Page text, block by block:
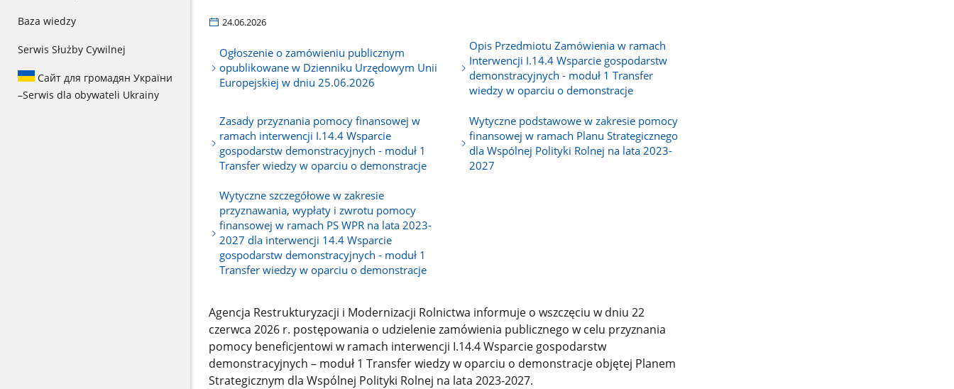
Baza wiedzy
Serwis Służby Cywilnej
Сайт для громадян України
–Serwis dla obywateli Ukrainy
24.06.2026
Ogłoszenie o zamówieniu publicznym
opublikowane w Dzienniku Urzędowym Unii
Europejskiej w dniu 25.06.2026
Opis Przedmiotu Zamówienia w ramach
Interwencji I.14.4 Wsparcie gospodarstw
demonstracyjnych - moduł 1 Transfer
wiedzy w oparciu o demonstracje
Zasady przyznania pomocy finansowej w
ramach interwencji I.14.4 Wsparcie
gospodarstw demonstracyjnych - moduł 1
Transfer wiedzy w oparciu o demonstracje
Wytyczne podstawowe w zakresie pomocy
finansowej w ramach Planu Strategicznego
dla Wspólnej Polityki Rolnej na lata 2023-
2027
Wytyczne szczegółowe w zakresie
przyznawania, wypłaty i zwrotu pomocy
finansowej w ramach PS WPR na lata 2023-
2027 dla interwencji 14.4 Wsparcie
gospodarstw demonstracyjnych - moduł 1
Transfer wiedzy w oparciu o demonstracje
Agencja Restrukturyzacji i Modernizacji Rolnictwa informuje o wszczęciu w dniu 22
czerwca 2026 r. postępowania o udzielenie zamówienia publicznego w celu przyznania
pomocy beneficjentowi w ramach interwencji I.14.4 Wsparcie gospodarstw
demonstracyjnych – moduł 1 Transfer wiedzy w oparciu o demonstracje objętej Planem
Strategicznym dla Wspólnej Polityki Rolnej na lata 2023-2027.